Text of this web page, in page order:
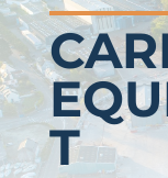
T